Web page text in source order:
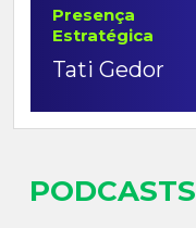
Presença
Estratégica
Tati Gedor
PODCASTS